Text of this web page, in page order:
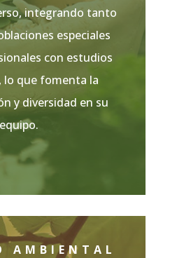
integrando tanto
especiales
con estudios
lo que fomenta la
y diversidad en su
equipo.
AMBIENTAL